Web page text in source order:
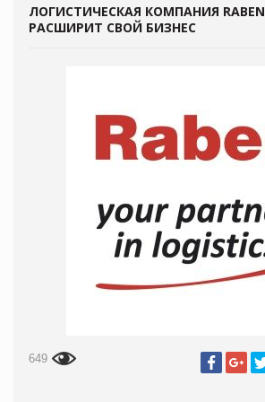
ЛОГИСТИЧЕСКАЯ КОМПАНИЯ RABEN
РАСШИРИТ СВОЙ БИЗНЕС
649